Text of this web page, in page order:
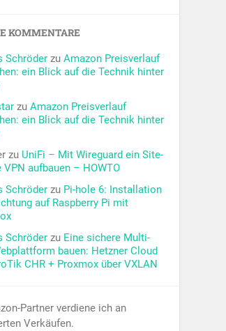
KOMMENTARE
Schröder zuAmazon Preisverlauf
ein Blick auf die Technik hinter
zuAmazon Preisverlauf
ein Blick auf die Technik hinter
zu UniFi – Mit Wireguard ein Site-
VPN aufbauen – HOWTO
Schröder zu Pi-hole 6: Installation
auf Raspberry Pi mit
Schröder zu Eine sichere Multi-
bauen: Hetzner Cloud
CHR + Proxmox über VXLAN
Partner verdiene ich an
Verkäufen.